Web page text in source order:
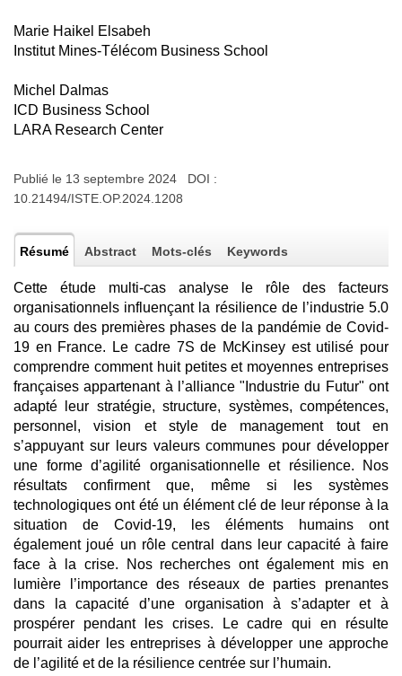
Marie Haikel Elsabeh
Institut Mines-Télécom Business School
Michel Dalmas
ICD Business School
LARA Research Center
Publié le 13 septembre 2024 DOI :
10.21494/ISTE.OP.2024.1208
Résumé Abstract Mots-clés Keywords
Cette étude multi-cas analyse le rôle des facteurs
organisationnels influençant la résilience de l’industrie 5.0
au cours des premières phases de la pandémie de Covid-
19 en France. Le cadre 7S de McKinsey est utilisé pour
comprendre comment huit petites et moyennes entreprises
françaises appartenant à l’alliance "Industrie du Futur" ont
adapté leur stratégie, structure, systèmes, compétences,
personnel, vision et style de management tout en
s’appuyant sur leurs valeurs communes pour développer
une forme d’agilité organisationnelle et résilience. Nos
résultats confirment que, même si les systèmes
technologiques ont été un élément clé de leur réponse à la
situation de Covid-19, les éléments humains ont
également joué un rôle central dans leur capacité à faire
face à la crise. Nos recherches ont également mis en
lumière l’importance des réseaux de parties prenantes
dans la capacité d’une organisation à s’adapter et à
prospérer pendant les crises. Le cadre qui en résulte
pourrait aider les entreprises à développer une approche
de l’agilité et de la résilience centrée sur l’humain.